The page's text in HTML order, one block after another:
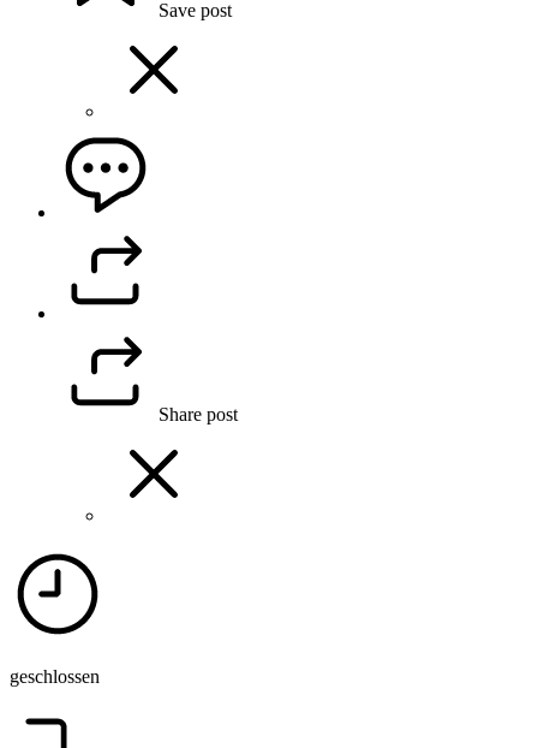
Save post
Share post
geschlossen